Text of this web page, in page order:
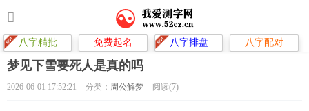
八字精批 免费起名 八字排盘 八字配对
梦见下雪要死人是真的吗
2026-06-01 17:52:21 分类： 周公解梦 阅读(7)